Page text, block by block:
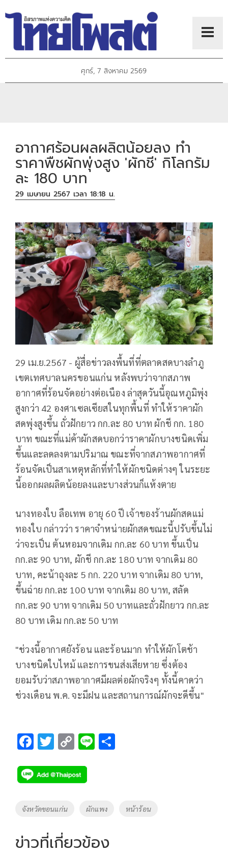
ศุกร์, 7 สิงหาคม 2569
อากาศร้อนผลผลิตน้อยลง ทำ
ราคาพืชผักพุ่งสูง 'ผักชี' กิโลกรัม
ละ 180 บาท
29 เมษายน 2567 เวลา 18:18 น.
29 เม.ย.2567 - ผู้สื่อข่าวลงพื้นที่ที่ตลาดสดบางลำภู
เขตเทศบาลนครขอนแก่น หลังพบว่าจากสภาพ
อากาศที่ร้อนจัดอย่างต่อเนือง ล่าสุดวันนี้อุณหภูมิพุ่ง
สูงกว่า 42 องศาเซลเซียสในทุกพื้นที่ ทำให้ราคาผัก
สดพุ่งสูงขึ้น ถั่วฝักยาว กก.ละ 80 บาท ผักชี กก. 180
บาท ขณะที่แม่ค้าผักสดบอกว่าราคาผักบางชนิดเพิ่ม
ขึ้นและลดลงตามปริมาณ ขณะที่จากสภาพอากาศที่
ร้อนจัดเป็นสาเหตุหลักที่ทำให้ผักชนิดต่างๆ ในระยะ
นี้ออกผลผลิตน้อยลงและบางส่วนก็แห้งตาย
นางทองใบ ลือเทพ อายุ 60 ปี เจ้าของร้านผักสดแม่
ทองใบ กล่าวว่า ราคาจำหน่ายผักสดขณะนี้ปรับขึ้นไม่
ว่าจะเป็น ต้นหอมจากเดิม กก.ละ 60 บาท ขึ้นเป็น
กก.ละ 90 บาท, ผักชี กก.ละ 180 บาท จากเดิม 80
บาท, คะน้าถุงละ 5 กก. 220 บาท จากเดิม 80 บาท,
ขึ้นฉ่าย กก.ละ 100 บาท จากเดิม 80 บาท, สลัด
กก.ละ 90 บาท จากเดิม 50 บาทและถั่วฝักยาว กก.ละ
80 บาท เดิม กก.ละ 50 บาท
"ช่วงนี้อากาศยังร้อน และร้อนมาก ทำให้ผักโตช้า
บางชนิดใบไหม้ และการขนส่งเสียหาย ซึ่งต้อง
ยอมรับว่าสภาพอากาศมีผลต่อผักจริงๆ ทั้งนี้คาดว่า
ช่วงเดือน พ.ค. จะมีฝน และสถานการณ์ผักจะดีขึ้น"
F
e
b
o
k
T
tt
er
C
p
y
Li
k
Li
Tags
จังหวัดขอนแก่น ผักแพง หน้าร้อน
ข่าวที่เกี่ยวข้อง